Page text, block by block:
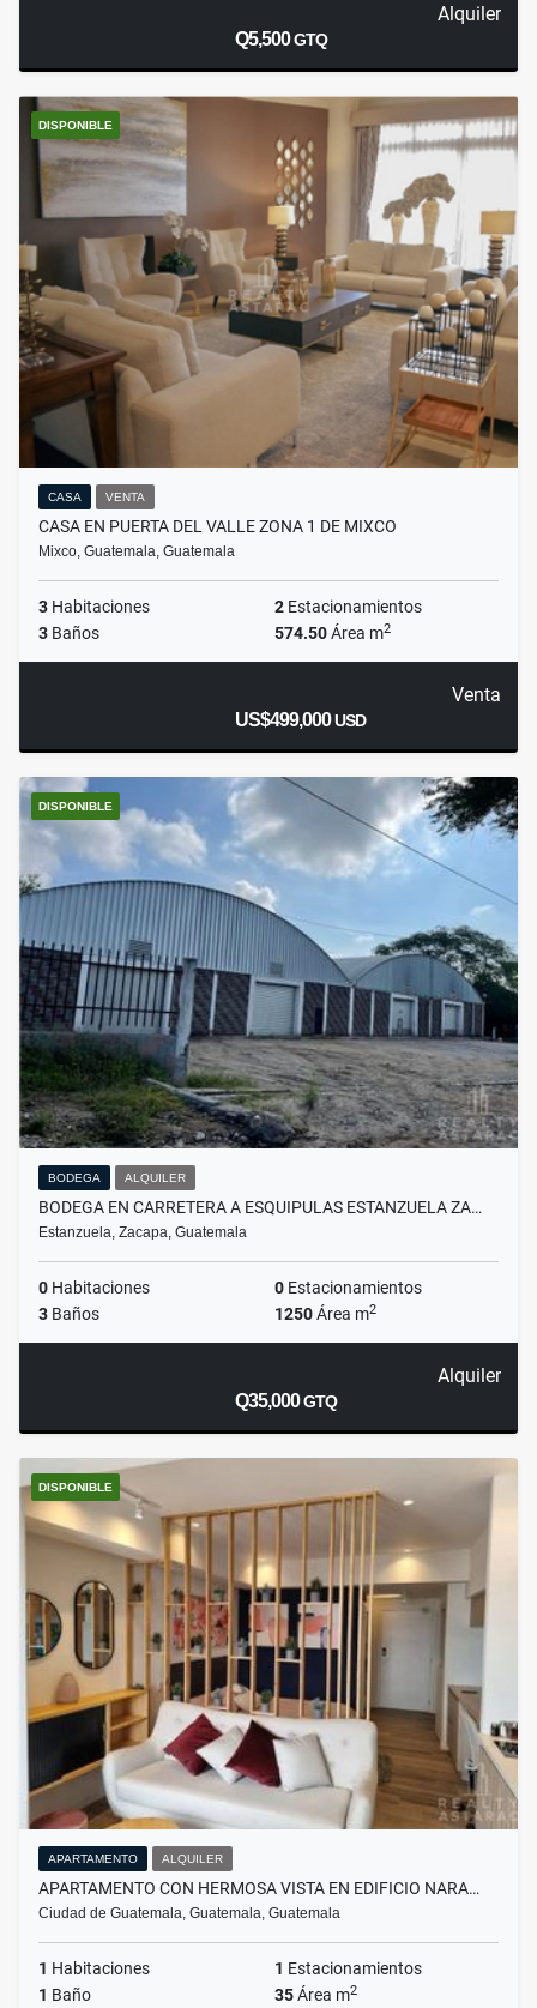
Alquiler
Q5,500GTQ
DISPONIBLE
CASA VENTA
CASA EN PUERTA DEL VALLE ZONA 1 DE MIXCO
Mixco, Guatemala, Guatemala
3 Habitaciones 2 Estacionamientos
3 Baños 574.50Área m2
Venta
US$499,000USD
DISPONIBLE
BODEGA ALQUILER
BODEGA EN CARRETERA A ESQUIPULAS ESTANZUELA ZA…
Estanzuela, Zacapa, Guatemala
0 Habitaciones 0 Estacionamientos
3 Baños 1250Área m2
Alquiler
Q35,000GTQ
DISPONIBLE
APARTAMENTO ALQUILER
APARTAMENTO CON HERMOSA VISTA EN EDIFICIO NARA…
Ciudad de Guatemala, Guatemala, Guatemala
1 Habitaciones 1 Estacionamientos
1 Baño 35Área m2